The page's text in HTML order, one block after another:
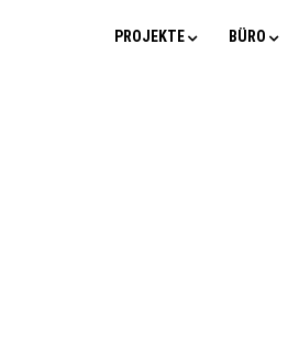
PROJEKTE BÜRO